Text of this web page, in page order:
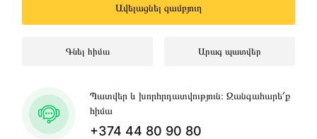
Ավելացնել զամբյուղ
Գնել հիմա Արագ պատվեր
Պատվեր և խորհրդատվություն։ Զանգահարե՛ք
հիմա
+374 44 80 90 80